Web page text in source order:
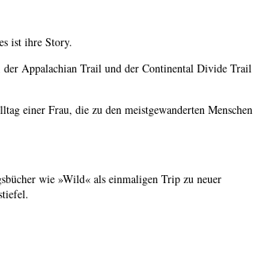
ist ihre Story.
Appalachian Trail und der Continental Divide Trail
einer Frau, die zu den meistgewanderten Menschen
wie »Wild« als einmaligen Trip zu neuer